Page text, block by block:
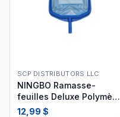
SCP DISTRIBUTORS LLC
NINGBO Ramasse-
feuilles Deluxe Polymère
Bleu NNG-40-0036
12,99 $